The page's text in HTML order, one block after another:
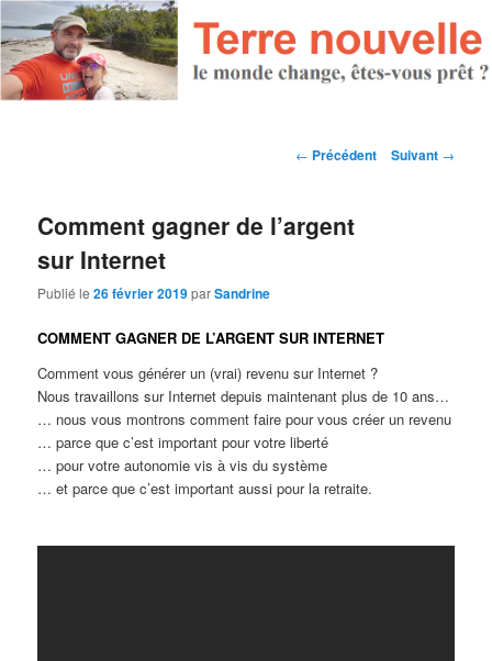
Navigation des articles
← Précédent Suivant →
Comment gagner de l’argent
sur Internet
Publié le26 février 2019parSandrine
COMMENT GAGNER DE L’ARGENT SUR INTERNET
Comment vous générer un (vrai) revenu sur Internet ?
Nous travaillons sur Internet depuis maintenant plus de 10 ans…
… nous vous montrons comment faire pour vous créer un revenu
… parce que c’est important pour votre liberté
… pour votre autonomie vis à vis du système
… et parce que c’est important aussi pour la retraite.